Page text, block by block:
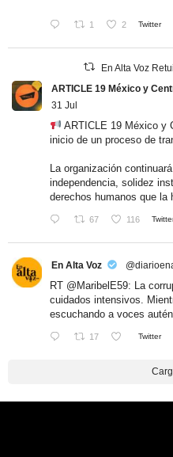
1 2 Twitter
En Alta Voz
ARTICLE 19 México y
31 Jul
ARTICLE 19 México y
inicio de un proceso de
La organización
independencia, solidez
derechos humanos que la
67 116
En Alta Voz
RT @MaribelE59: La
cuidados intensivos.
escuchando a voces
17 Twitter